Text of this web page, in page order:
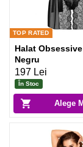
TOP RATED
Alege
Halat
Negru
197 Lei
În Stoc